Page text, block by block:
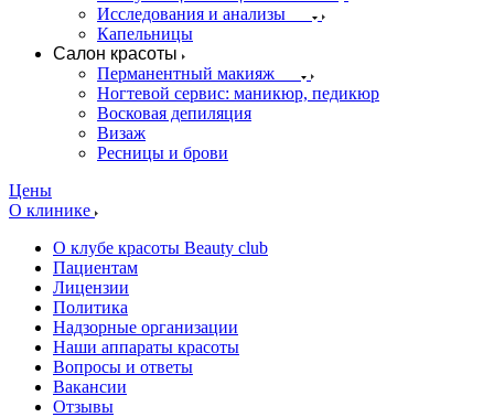
Исследования и анализы
Капельницы
Салон красоты
Перманентный макияж
Ногтевой сервис: маникюр, педикюр
Восковая депиляция
Визаж
Ресницы и брови
Цены
О клинике
О клубе красоты Beauty club
Пациентам
Лицензии
Политика
Надзорные организации
Наши аппараты красоты
Вопросы и ответы
Вакансии
Отзывы